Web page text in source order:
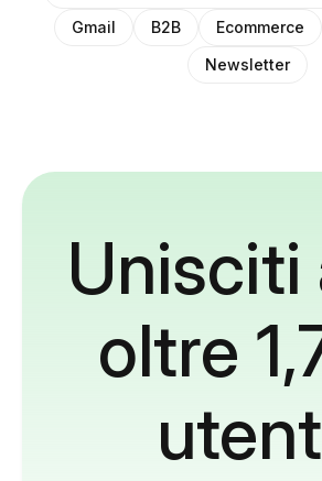
Gmail
B2B Ecommerce
Newsletter
Unisciti
oltre